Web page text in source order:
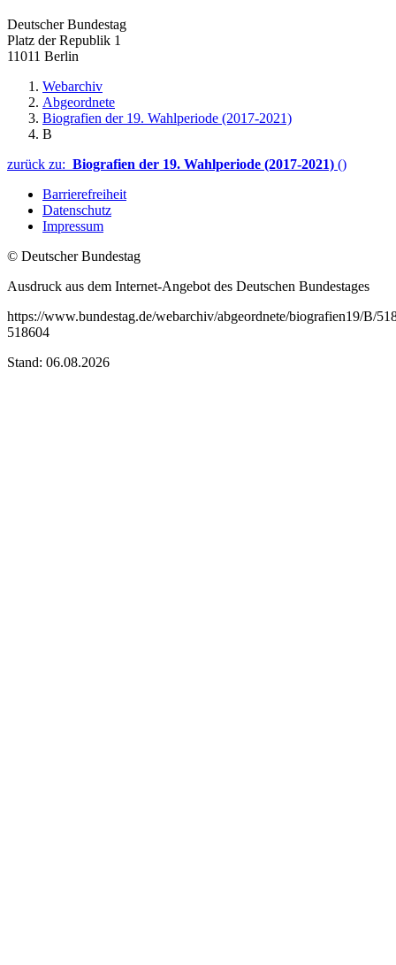
Deutscher Bundestag
Platz der Republik 1
11011 Berlin
Webarchiv
Abgeordnete
Biografien der 19. Wahlperiode (2017-2021)
B
zurück zu: Biografien der 19. Wahlperiode (2017-2021) ()
Barrierefreiheit
Datenschutz
Impressum
© Deutscher Bundestag
Ausdruck aus dem Internet-Angebot des Deutschen Bundestages
https://www.bundestag.de/webarchiv/abgeordnete/biografien19/B/
518604
Stand: 06.08.2026